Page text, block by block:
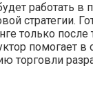
работать в
стратегии.
только после
помогает в
торговли